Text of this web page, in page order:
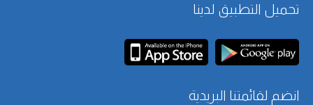
تحميل التطبيق لدينا
انضم لقائمتنا البريدية